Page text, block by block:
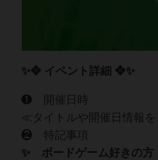
✨❖ イベント詳細 ❖✨
❶ 開催日時
≪タイトルや開催日情報
❷ 特記事項‍‍
✨ ボードゲーム好きの